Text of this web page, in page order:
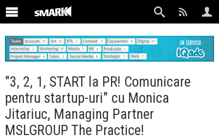
"3, 2, 1, START la PR! Comunicare
pentru startup-uri" cu Monica
Jitariuc, Managing Partner
MSLGROUP The Practice!